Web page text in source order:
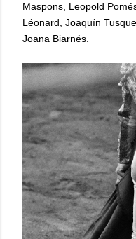
Maspons, Leopold
Léonard, Joaquín
Joana Biarnés.